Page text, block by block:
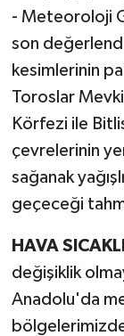
- Meteoroloji
son
kesimlerinin
Toroslar
Körfezi ile
çevrelerinin
sağanak
geçeceği
HAVA
değişiklik
Anadolu'da
Teknoloji
Yaşam